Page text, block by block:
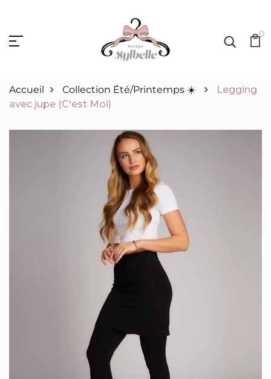
0
Accueil Collection Été/Printemps ☀️
Legging
avec jupe (C'est Moi)